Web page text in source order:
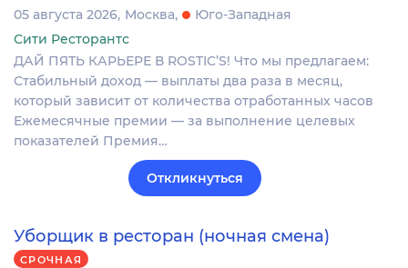
05 августа 2026 Москва
Юго-Западная
Сити Ресторантс
ДАЙ ПЯТЬ КАРЬЕРЕ В ROSTIC’S! Что мы предлагаем:
Стабильный доход — выплаты два раза в месяц,
который зависит от количества отработанных часов
Ежемесячные премии — за выполнение целевых
показателей Премия…
Откликнуться
Уборщик в ресторан (ночная смена)
СРОЧНАЯ